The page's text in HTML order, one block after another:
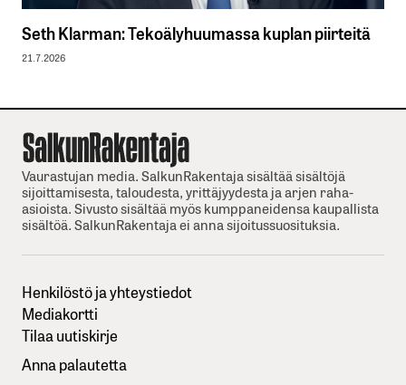
Seth Klarman: Tekoälyhuumassa kuplan piirteitä
21.7.2026
Vaurastujan media. SalkunRakentaja sisältää sisältöjä
sijoittamisesta, taloudesta, yrittäjyydesta ja arjen raha-
asioista. Sivusto sisältää myös kumppaneidensa kaupallista
sisältöä. SalkunRakentaja ei anna sijoitussuosituksia.
Henkilöstö ja yhteystiedot
Mediakortti
Tilaa uutiskirje
Anna palautetta